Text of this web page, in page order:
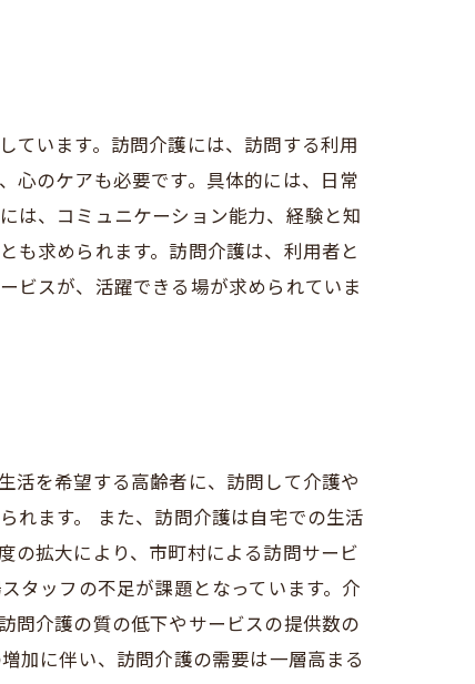
ています。訪問介護には、訪問する利用
心のケアも必要です。具体的には、日常
は、コミュニケーション能力、経験と知
も求められます。訪問介護は、利用者と
ビスが、活躍できる場が求められていま
活を希望する高齢者に、訪問して介護や
れます。 また、訪問介護は自宅での生活
の拡大により、市町村による訪問サービ
タッフの不足が課題となっています。介
問介護の質の低下やサービスの提供数の
加に伴い、訪問介護の需要は一層高まる